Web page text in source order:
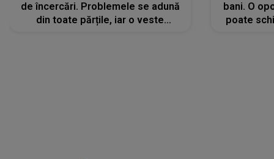
de încercări. Problemele se adună
din toate părțile, iar o veste
bani. O
poate